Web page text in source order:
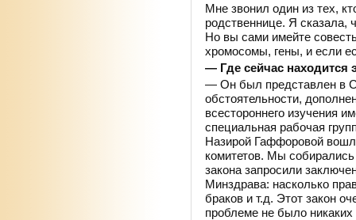
Мне звонил один из тех,
родственнице. Я сказала,
Но вы сами имейте
хромосомы, гены, и если
— Где сейчас находится
— Он был представлен в
обстоятельности,
всестороннего изучения
специальная рабочая
Назирой Гаффоровой
комитетов. Мы
закона запросили
Минздрава: насколько
браков и т.д. Этот закон
проблеме не было никаких